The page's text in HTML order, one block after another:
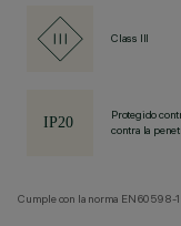
Class III
Protegido
contra la
Cumple con la norma EN60598-